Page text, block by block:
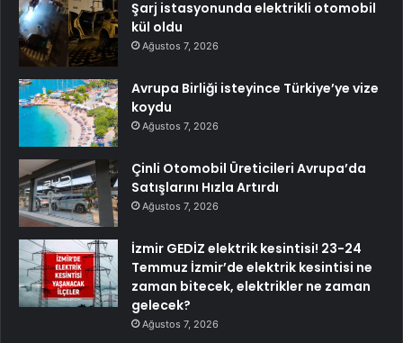
Şarj istasyonunda elektrikli otomobil
kül oldu
Ağustos 7, 2026
Avrupa Birliği isteyince Türkiye’ye vize
koydu
Ağustos 7, 2026
Çinli Otomobil Üreticileri Avrupa’da
Satışlarını Hızla Artırdı
Ağustos 7, 2026
İzmir GEDİZ elektrik kesintisi! 23-24
Temmuz İzmir’de elektrik kesintisi ne
zaman bitecek, elektrikler ne zaman
gelecek?
Ağustos 7, 2026